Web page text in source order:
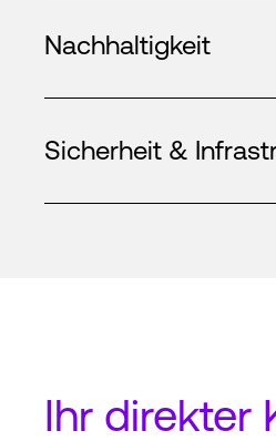
Nachhaltigkeit
Sicherheit &
Ihr direkter